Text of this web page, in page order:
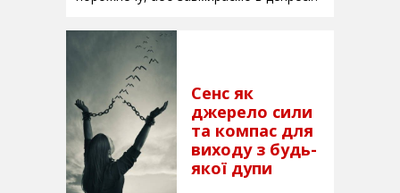
Сенс як
джерело сили
та компас для
виходу з будь-
якої дупи